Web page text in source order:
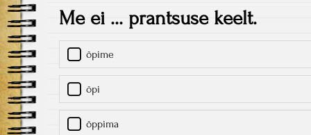
Me ei ... prantsuse keelt.
õpime
õpi
õppima